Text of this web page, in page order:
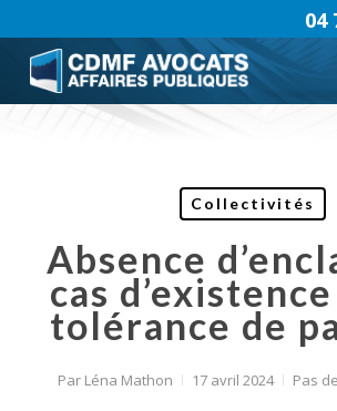
to
main
content
04
Collectivités
Absence
cas
tolérance de
ParLéna Mathon 17 avril 2024 Pas